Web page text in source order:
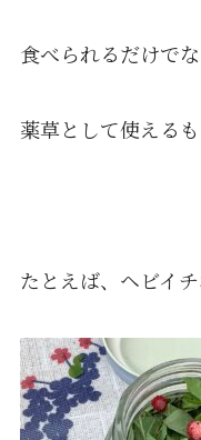
食べられるだけでな
薬草として使える
たとえば、ヘビイチ